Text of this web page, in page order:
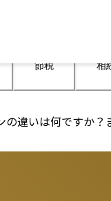
節税 相
の違いは何ですか